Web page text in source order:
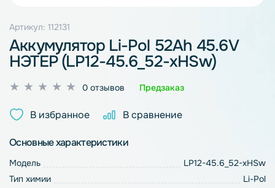
Артикул: 112131
Аккумулятор Li-Pol 52Ah 45.6V
НЭТЕР (LP12-45.6_52-xHSw)
Оценка
из
0 отзывов Предзаказ
В избранное В сравнение
Основные характеристики
Модель
LP12-45.6_52-xHSw
Тип химии
Li-Pol